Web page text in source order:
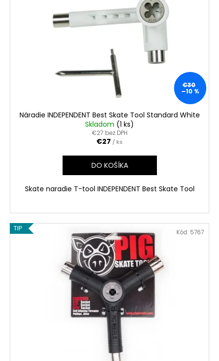
€30
–10 %
Náradie INDEPENDENT Best Skate Tool Standard White
Skladom (1 ks)
€27 bez DPH
€27 / ks
DO KOŠÍKA
Skate naradie T-tool INDEPENDENT Best Skate Tool
TIP Kód: 5767